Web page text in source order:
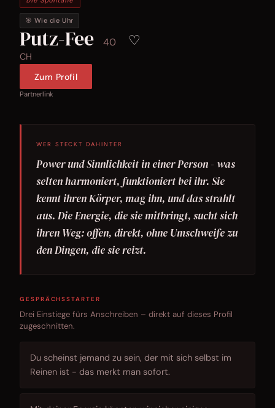
🎯 Wie die Uhr
Putz-Fee 40 ♡
CH
Zum Profil
Partnerlink
WER STECKT DAHINTER
Power und Sinnlichkeit in einer Person - was
selten harmoniert, funktioniert bei ihr. Sie
kennt ihren Körper, mag ihn, und das strahlt
aus. Die Energie, die sie mitbringt, sucht sich
ihren Weg: offen, direkt, ohne Umschweife zu
den Dingen, die sie reizt.
GESPRÄCHSSTARTER
Drei Einstiege fürs Anschreiben – direkt auf dieses Profil
zugeschnitten.
Du scheinst jemand zu sein, der mit sich selbst im
Reinen ist - das merkt man sofort.